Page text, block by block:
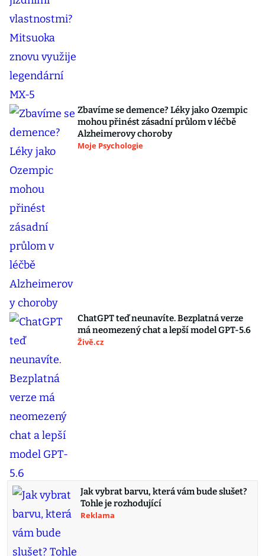
Zbavíme se demence? Léky jako Ozempic
mohou přinést zásadní průlom v léčbě
Alzheimerovy choroby
Moje Psychologie
ChatGPT teď neunavíte. Bezplatná verze
má neomezený chat a lepší model GPT-5.6
Živě.cz
Jak vybrat barvu, která vám bude slušet?
Tohle je rozhodující
Reklama